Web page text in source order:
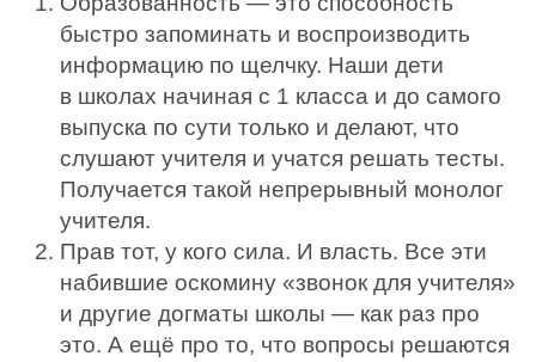
быстро запоминать и воспроизводить
информацию по щелчку. Наши дети
в школах начиная с 1 класса и до самого
выпуска по сути только и делают, что
слушают учителя и учатся решать тесты.
Получается такой непрерывный монолог
учителя.
Прав тот, у кого сила. И власть. Все эти
набившие оскомину «звонок для учителя»
и другие догматы школы — как раз про
это. А ещё про то, что вопросы решаются